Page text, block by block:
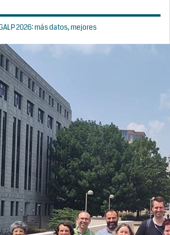
2026: más datos, mejores